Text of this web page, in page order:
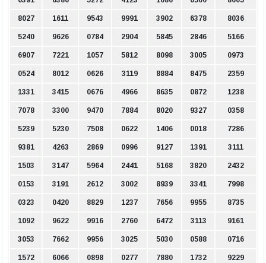
8027 1611 9543 9991 3902 6378 8036
5240 9626 0784 2904 5845 2846 5166
6907 7221 1057 5812 8098 3005 0973
0524 8012 0626 3119 8884 8475 2359
1331 3415 0676 4966 8635 0872 1238
7078 3300 9470 7884 8020 9327 0358
5239 5230 7508 0622 1406 0018 7286
9381 4263 2869 0996 9127 1391 3111
1503 3147 5964 2441 5168 3820 2432
0153 3191 2612 3002 8939 3341 7998
0323 0420 8829 1237 7656 9955 8735
1092 9622 9916 2760 6472 3113 9161
3053 7662 9956 3025 5030 0588 0716
1572 6066 0898 0277 7880 1732 9229